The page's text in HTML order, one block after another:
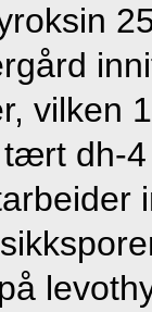
vilken
dh-